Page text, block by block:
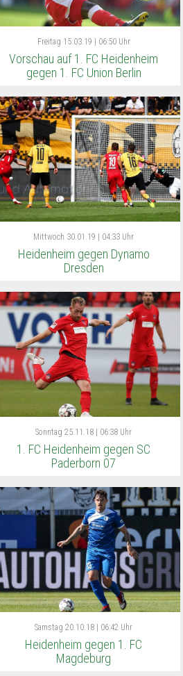
Freitag 15.03.19 | 06:50 Uhr
Vorschau auf 1. FC Heidenheim
gegen 1. FC Union Berlin
Mittwoch 30.01.19 | 04:33 Uhr
Heidenheim gegen Dynamo
Dresden
Sonntag 25.11.18 | 06:38 Uhr
1. FC Heidenheim gegen SC
Paderborn 07
Samstag 20.10.18 | 06:42 Uhr
Heidenheim gegen 1. FC
Magdeburg